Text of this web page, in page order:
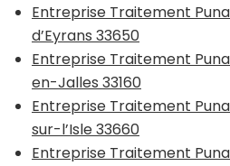
Entreprise Traitement
d’Eyrans 33650
Entreprise Traitement
en-Jalles 33160
Entreprise Traitement
sur-l’Isle 33660
Entreprise Traitement